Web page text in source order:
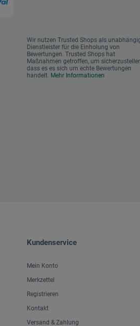
Wir nutzen Trusted Shops als
Dienstleister für die Einholung von
Bewertungen. Trusted Shops hat
Maßnahmen getroffen, um
dass es es sich um echte Bewertungen
handelt. Mehr Informationen
Kundenservice
Mein Konto
Merkzettel
Registrieren
Kontakt
Versand & Zahlung